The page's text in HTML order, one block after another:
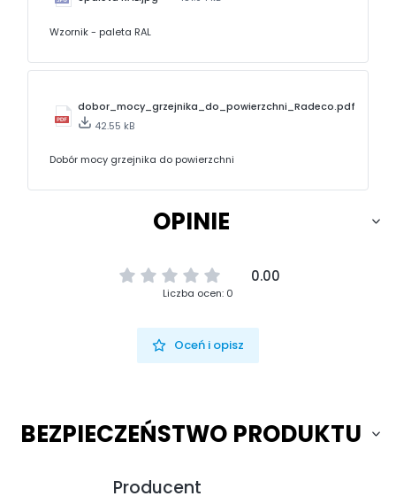
Wzornik - paleta RAL
dobor_mocy_grzejnika_do_powierzchni_Radeco.pdf
42.55 kB
Dobór mocy grzejnika do powierzchni
OPINIE
0.00
Liczba ocen: 0
Oceń i opisz
BEZPIECZEŃSTWO PRODUKTU
Producent